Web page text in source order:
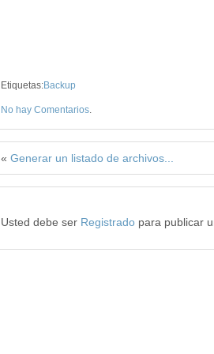
Etiquetas:Backup
No hay Comentarios.
« Generar un listado de archivos...
Usted debe ser Registrado para publicar